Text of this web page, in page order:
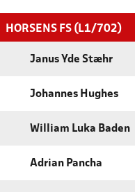
HORSENS FS (L1/702)
Janus Yde Stæhr
Johannes Hughes
William Luka Baden
Adrian Pancha